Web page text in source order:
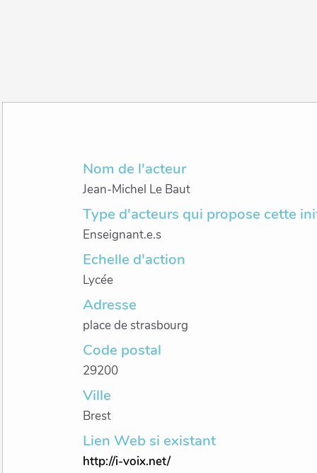
Nom de l'acteur
Jean-Michel Le Baut
Type d'acteurs qui propose cette
Enseignant.e.s
Echelle d'action
Lycée
Adresse
place de strasbourg
Code postal
29200
Ville
Brest
Lien Web si existant
http://i-voix.net/